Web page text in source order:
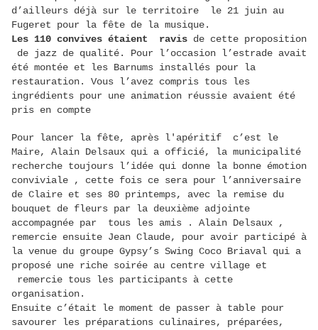
d’ailleurs déjà sur le territoire le 21 juin au
Fugeret pour la fête de la musique.
Les 110 convives étaient ravis de cette proposition
de jazz de qualité. Pour l’occasion l’estrade avait
été montée et les Barnums installés pour la
restauration. Vous l’avez compris tous les
ingrédients pour une animation réussie avaient été
pris en compte
Pour lancer la fête, après l'apéritif c’est le
Maire, Alain Delsaux qui a officié, la municipalité
recherche toujours l’idée qui donne la bonne émotion
conviviale , cette fois ce sera pour l’anniversaire
de Claire et ses 80 printemps, avec la remise du
bouquet de fleurs par la deuxième adjointe
accompagnée par tous les amis . Alain Delsaux ,
remercie ensuite Jean Claude, pour avoir participé à
la venue du groupe Gypsy’s Swing Coco Briaval qui a
proposé une riche soirée au centre village et
remercie tous les participants à cette
organisation.
Ensuite c’était le moment de passer à table pour
savourer les préparations culinaires, préparées,